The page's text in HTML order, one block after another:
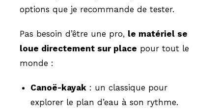
options que je recommande de tester.
Pas besoin d’être une pro, le matériel se
loue directement sur place pour tout le
monde :
Canoë-kayak : un classique pour
explorer le plan d’eau à son rythme.